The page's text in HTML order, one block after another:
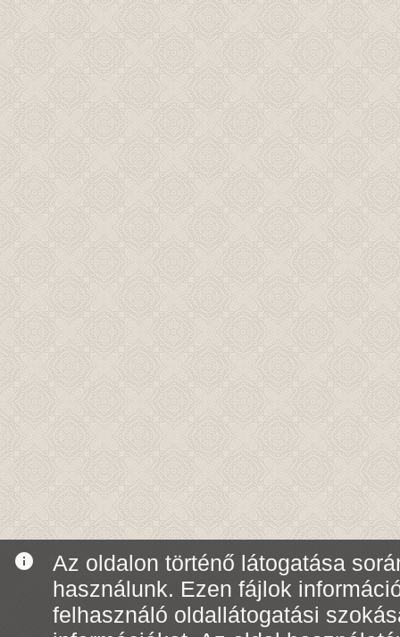
info
Az oldalon történő látogatása
használunk. Ezen fájlok
felhasználó oldallátogatási